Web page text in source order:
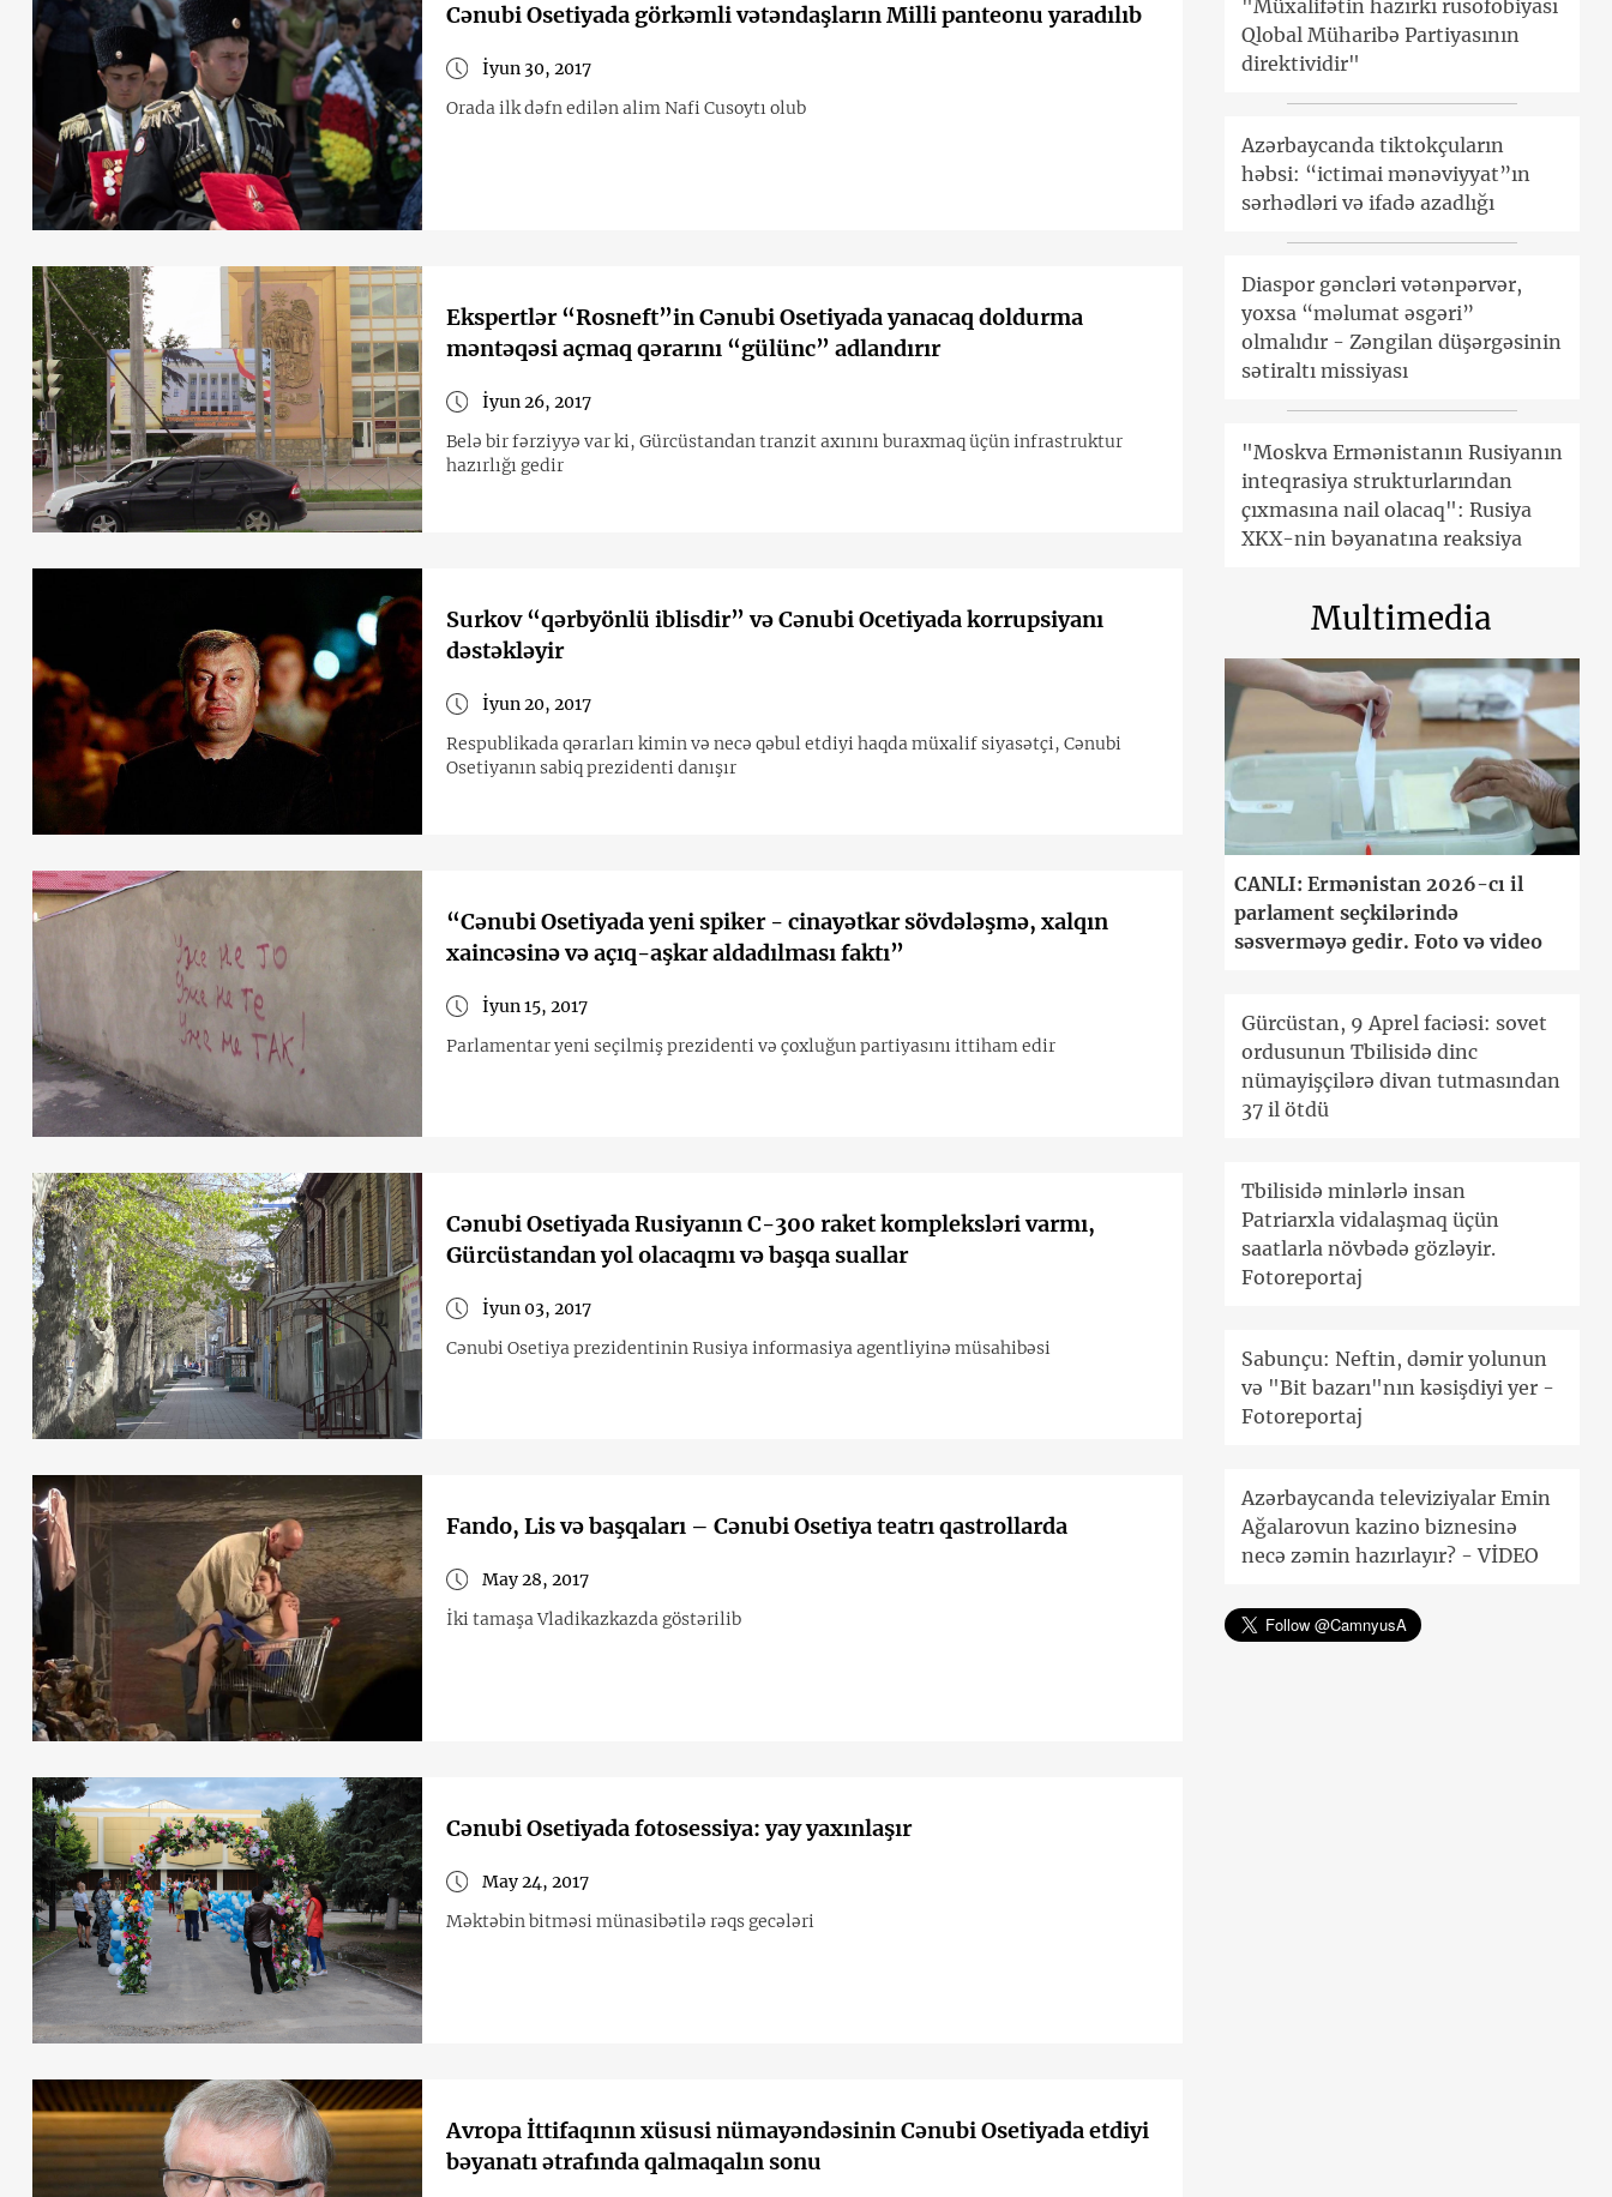
Cənubi Osetiyada görkəmli vətəndaşların Milli panteonu yaradılıb
İyun 30, 2017
Orada ilk dəfn edilən alim Nafi Cusoytı olub
Ekspertlər “Rosneft”in Cənubi Osetiyada yanacaq doldurma
məntəqəsi açmaq qərarını “gülünc” adlandırır
İyun 26, 2017
Belə bir fərziyyə var ki, Gürcüstandan tranzit axınını buraxmaq üçün infrastruktur
hazırlığı gedir
Surkov “qərbyönlü iblisdir” və Cənubi Ocetiyada korrupsiyanı
dəstəkləyir
İyun 20, 2017
Respublikada qərarları kimin və necə qəbul etdiyi haqda müxalif siyasətçi, Cənubi
Osetiyanın sabiq prezidenti danışır
“Cənubi Osetiyada yeni spiker - cinayətkar sövdələşmə, xalqın
xaincəsinə və açıq-aşkar aldadılması faktı”
İyun 15, 2017
Parlamentar yeni seçilmiş prezidenti və çoxluğun partiyasını ittiham edir
Cənubi Osetiyada Rusiyanın С-300 raket kompleksləri varmı,
Gürcüstandan yol olacaqmı və başqa suallar
İyun 03, 2017
Cənubi Osetiya prezidentinin Rusiya informasiya agentliyinə müsahibəsi
Fando, Lis və başqaları – Cənubi Osetiya teatrı qastrollarda
May 28, 2017
İki tamaşa Vladikazkazda göstərilib
Cənubi Osetiyada fotosessiya: yay yaxınlaşır
May 24, 2017
Məktəbin bitməsi münasibətilə rəqs gecələri
Avropa İttifaqının xüsusi nümayəndəsinin Cənubi Osetiyada etdiyi
bəyanatı ətrafında qalmaqalın sonu
"Müxalifətin hazırkı rusofobiyası
Qlobal Müharibə Partiyasının
direktividir"
Azərbaycanda tiktokçuların
həbsi: “ictimai mənəviyyat”ın
sərhədləri və ifadə azadlığı
Diaspor gəncləri vətənpərvər,
yoxsa “məlumat əsgəri”
olmalıdır - Zəngilan düşərgəsinin
sətiraltı missiyası
"Moskva Ermənistanın Rusiyanın
inteqrasiya strukturlarından
çıxmasına nail olacaq": Rusiya
XKX-nin bəyanatına reaksiya
Multimedia
CANLI: Ermənistan 2026-cı il
parlament seçkilərində
səsverməyə gedir. Foto və video
Gürcüstan, 9 Aprel faciəsi: sovet
ordusunun Tbilisidə dinc
nümayişçilərə divan tutmasından
37 il ötdü
Tbilisidə minlərlə insan
Patriarxla vidalaşmaq üçün
saatlarla növbədə gözləyir.
Fotoreportaj
Sabunçu: Neftin, dəmir yolunun
və "Bit bazarı"nın kəsişdiyi yer -
Fotoreportaj
Azərbaycanda televiziyalar Emin
Ağalarovun kazino biznesinə
necə zəmin hazırlayır? - VİDEO